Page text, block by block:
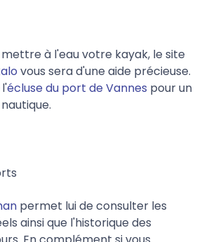
à l'eau votre kayak, le site
vous sera d'une aide précieuse.
écluse du port de Vannes pour un
permet lui de consulter les
ainsi que l'historique des